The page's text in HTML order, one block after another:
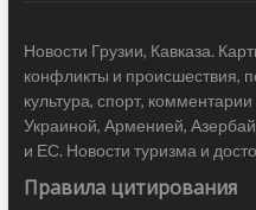
Новости Грузии, Кавказа.
конфликты и происшествия,
культура, спорт,
Украиной, Арменией,
и ЕС. Новости туризма и
Правила цитирования